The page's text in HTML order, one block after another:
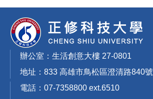
辦公室：生活創意大樓 27-0801
地址：833 高雄市鳥松區澄清路840號
電話：07-7358800 ext.6510